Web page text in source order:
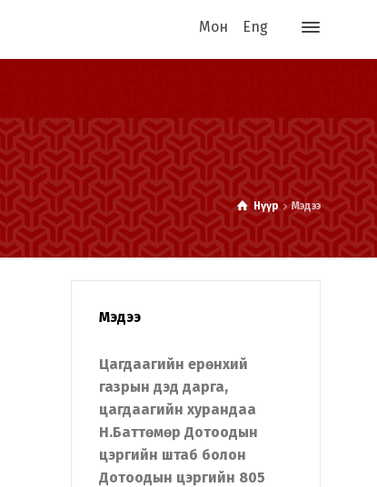
Мон Eng
Нүүр Мэдээ
Мэдээ
Цагдаагийн ерөнхий
газрын дэд дарга,
цагдаагийн хурандаа
Н.Баттөмөр Дотоодын
цэргийн штаб болон
Дотоодын цэргийн 805